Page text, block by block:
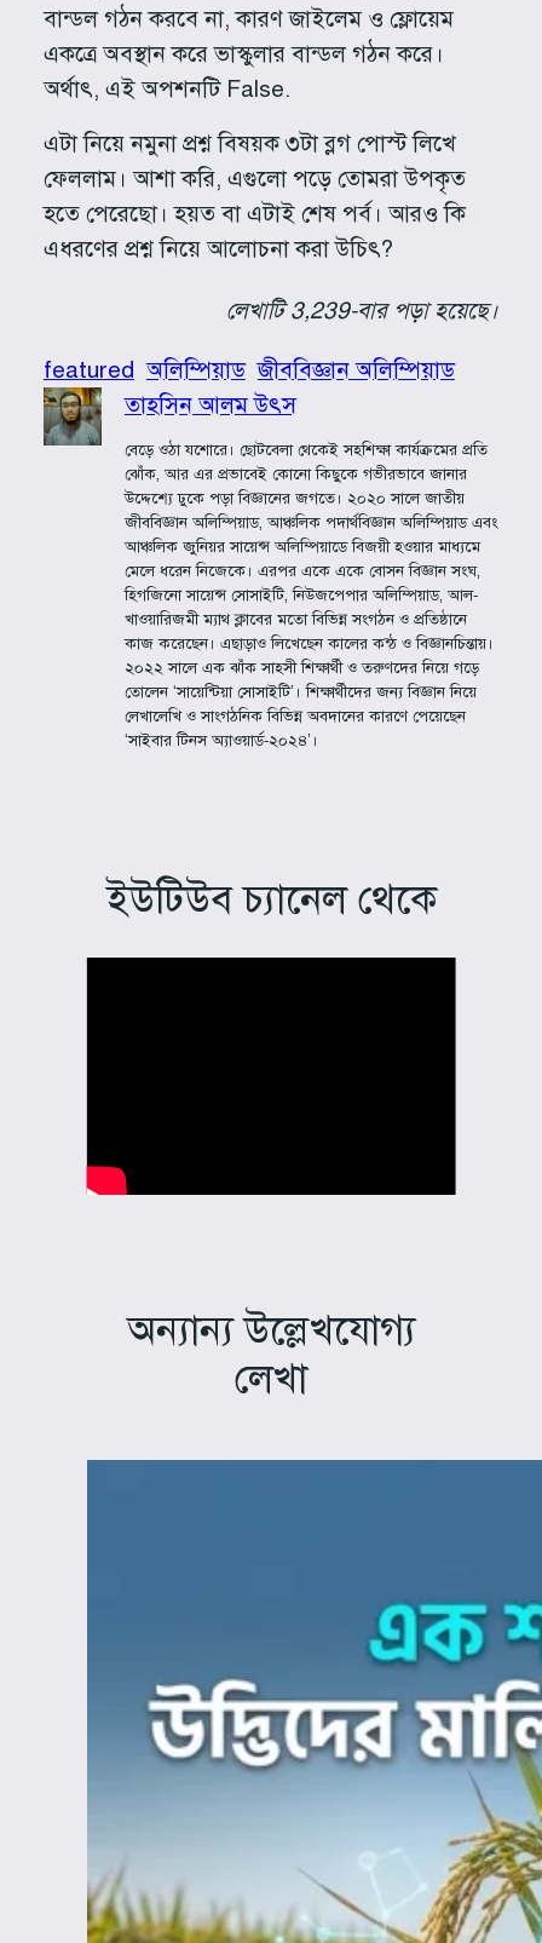
বান্ডল গঠন করবে না, কারণ জাইলেম ও ফ্লোয়েম
একত্রে অবস্থান করে ভাস্কুলার বান্ডল গঠন করে।
অর্থাৎ, এই অপশনটি False.
এটা নিয়ে নমুনা প্রশ্ন বিষয়ক ৩টা ব্লগ পোস্ট লিখে
ফেললাম। আশা করি, এগুলো পড়ে তোমরা উপকৃত
হতে পেরেছো। হয়ত বা এটাই শেষ পর্ব। আরও কি
এধরণের প্রশ্ন নিয়ে আলোচনা করা উচিৎ?
লেখাটি 3,239-বার পড়া হয়েছে।
featured অলিম্পিয়াড জীববিজ্ঞান অলিম্পিয়াড
তাহসিন আলম উৎস
বেড়ে ওঠা যশোরে। ছোটবেলা থেকেই সহশিক্ষা কার্যক্রমের প্রতি
ঝোঁক, আর এর প্রভাবেই কোনো কিছুকে গভীরভাবে জানার
উদ্দেশ্যে ঢুকে পড়া বিজ্ঞানের জগতে। ২০২০ সালে জাতীয়
জীববিজ্ঞান অলিম্পিয়াড, আঞ্চলিক পদার্থবিজ্ঞান অলিম্পিয়াড এবং
আঞ্চলিক জুনিয়র সায়েন্স অলিম্পিয়াডে বিজয়ী হওয়ার মাধ্যমে
মেলে ধরেন নিজেকে। এরপর একে একে বোসন বিজ্ঞান সংঘ,
হিগজিনো সায়েন্স সোসাইটি, নিউজপেপার অলিম্পিয়াড, আল-
খাওয়ারিজমী ম্যাথ ক্লাবের মতো বিভিন্ন সংগঠন ও প্রতিষ্ঠানে
কাজ করেছেন। এছাড়াও লিখেছেন কালের কন্ঠ ও বিজ্ঞানচিন্তায়।
২০২২ সালে এক ঝাঁক সাহসী শিক্ষার্থী ও তরুণদের নিয়ে গড়ে
তোলেন ‘সায়েন্টিয়া সোসাইটি’। শিক্ষার্থীদের জন্য বিজ্ঞান নিয়ে
লেখালেখি ও সাংগঠনিক বিভিন্ন অবদানের কারণে পেয়েছেন
‘সাইবার টিনস অ্যাওয়ার্ড-২০২৪’।
ইউটিউব চ্যানেল থেকে
অন্যান্য উল্লেখযোগ্য
লেখা